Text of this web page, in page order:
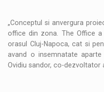
„Conceptul si anvergura
office din zona. The Office
orasul Cluj-Napoca, cat si
avand o insemnatate
Ovidiu sandor, co-dezvoltator